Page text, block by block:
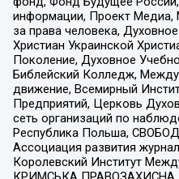
информации, Проект Медиа,
за права человека,
Христиан Украинской
Поколение, Духовное
Библейский Колледж,
движение, Всемирный
Предприятий, Церковь
сеть организаций по
Республика Польша,
Ассоциация развития
Королевский Институт